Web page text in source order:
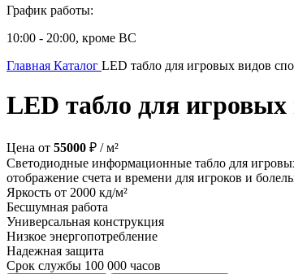
График работы:
10:00 - 20:00, кроме ВС
Главная Каталог LED табло для игровых видов
LED табло для игровых
Цена от 55000 ₽ / м²
Светодиодные информационные табло для
отображение счета и времени для игроков и
Яркость от 2000 кд/м²
Бесшумная работа
Универсальная конструкция
Низкое энергопотребление
Надежная защита
Срок службы 100 000 часов